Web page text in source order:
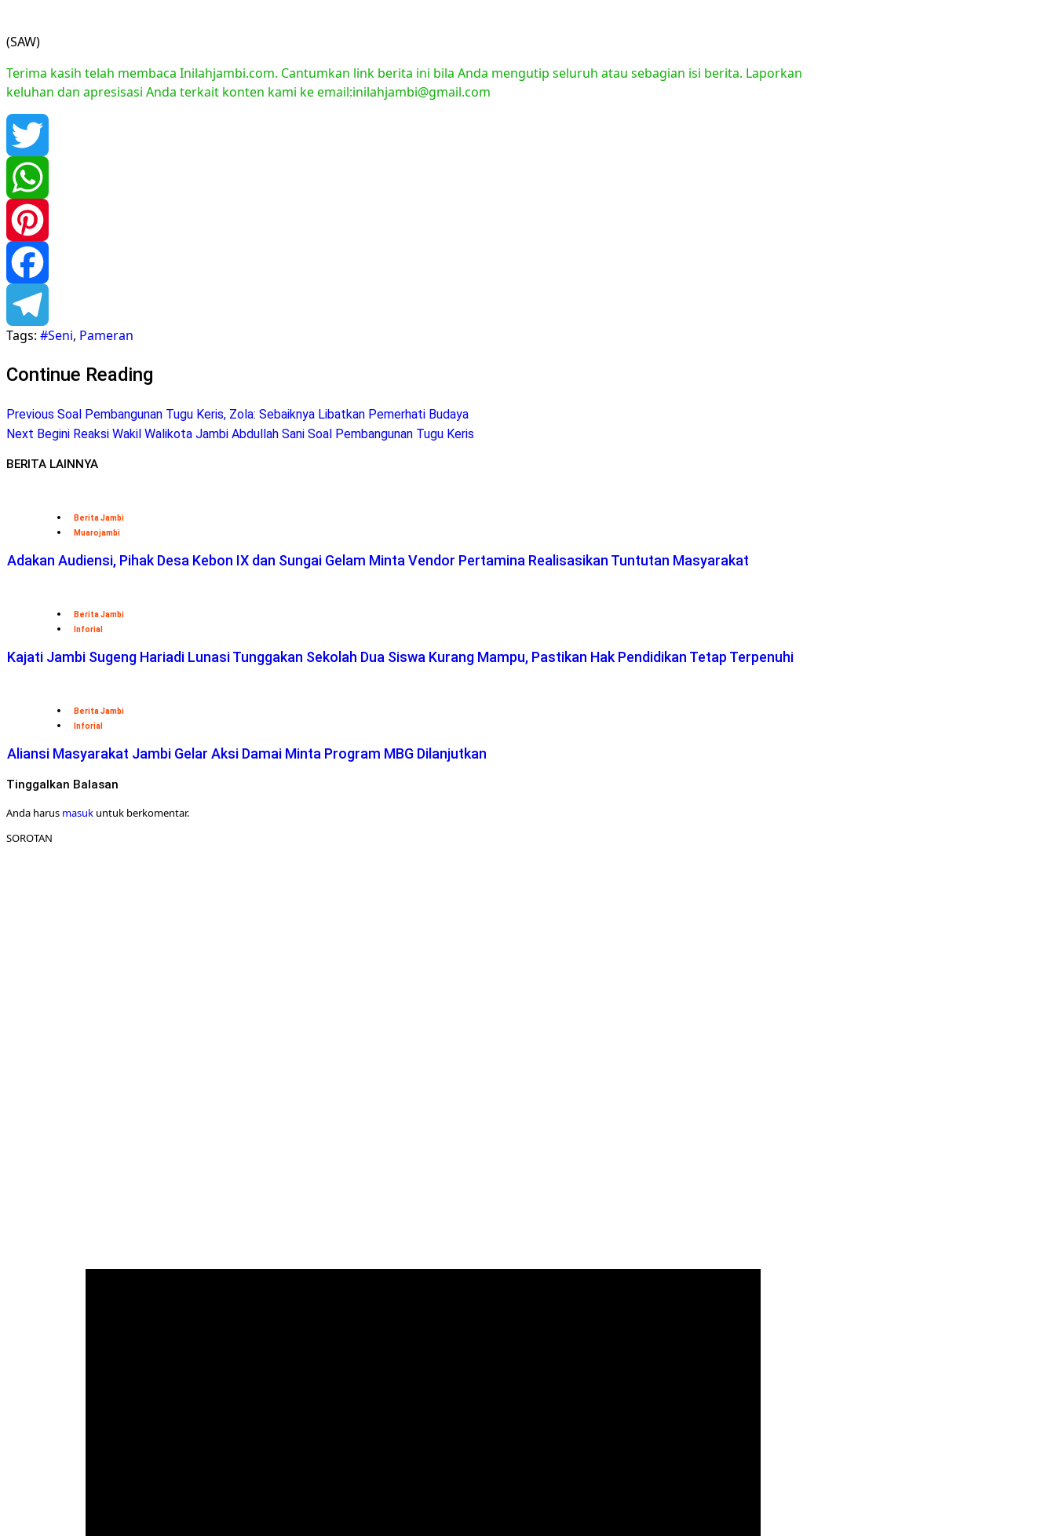
(SAW)
Terima kasih telah membaca Inilahjambi.com. Cantumkan link berita ini bila Anda mengutip seluruh atau sebagian isi berita. Laporkan
keluhan dan apresisasi Anda terkait konten kami ke email:inilahjambi@gmail.com
Twitter
WhatsApp
Pinterest
Facebook
Telegram
Tags: #Seni, Pameran
Continue Reading
Previous Soal Pembangunan Tugu Keris, Zola: Sebaiknya Libatkan Pemerhati Budaya
Next Begini Reaksi Wakil Walikota Jambi Abdullah Sani Soal Pembangunan Tugu Keris
BERITA LAINNYA
Berita Jambi
Muarojambi
Adakan Audiensi, Pihak Desa Kebon IX dan Sungai Gelam Minta Vendor Pertamina Realisasikan Tuntutan Masyarakat
Berita Jambi
Inforial
Kajati Jambi Sugeng Hariadi Lunasi Tunggakan Sekolah Dua Siswa Kurang Mampu, Pastikan Hak Pendidikan Tetap Terpenuhi
Berita Jambi
Inforial
Aliansi Masyarakat Jambi Gelar Aksi Damai Minta Program MBG Dilanjutkan
Tinggalkan Balasan
Anda harus masuk untuk berkomentar.
SOROTAN